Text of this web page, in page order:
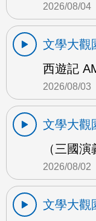
2026/08/04
文學大觀
西遊記
2026/08/03
文學大觀
（三國
2026/08/02
文學大觀